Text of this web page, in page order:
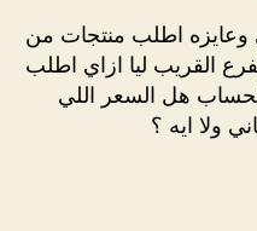
اطلب منتجات من
القريب ليا ازاي اطلب
هل السعر اللي
ولا ايه ؟